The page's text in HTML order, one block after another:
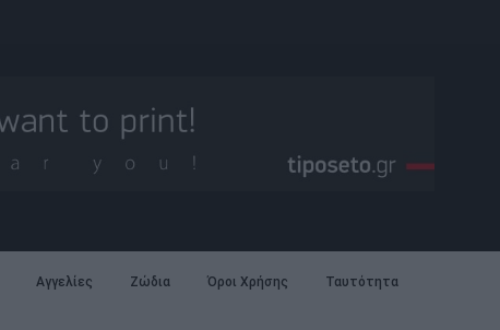
Αγγελίες Ζώδια Όροι Χρήσης Ταυτότητα